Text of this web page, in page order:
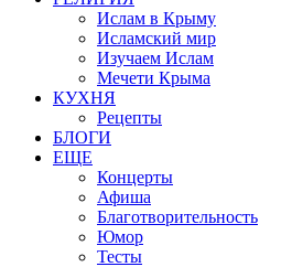
Ислам в Крыму
Исламский мир
Изучаем Ислам
Мечети Крыма
КУХНЯ
Рецепты
БЛОГИ
ЕЩЕ
Концерты
Афиша
Благотворительность
Юмор
Тесты